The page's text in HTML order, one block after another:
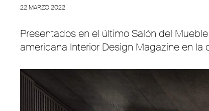
22 MARZO 2022
Presentados en el último Salón del
americana Interior Design Magazine en la